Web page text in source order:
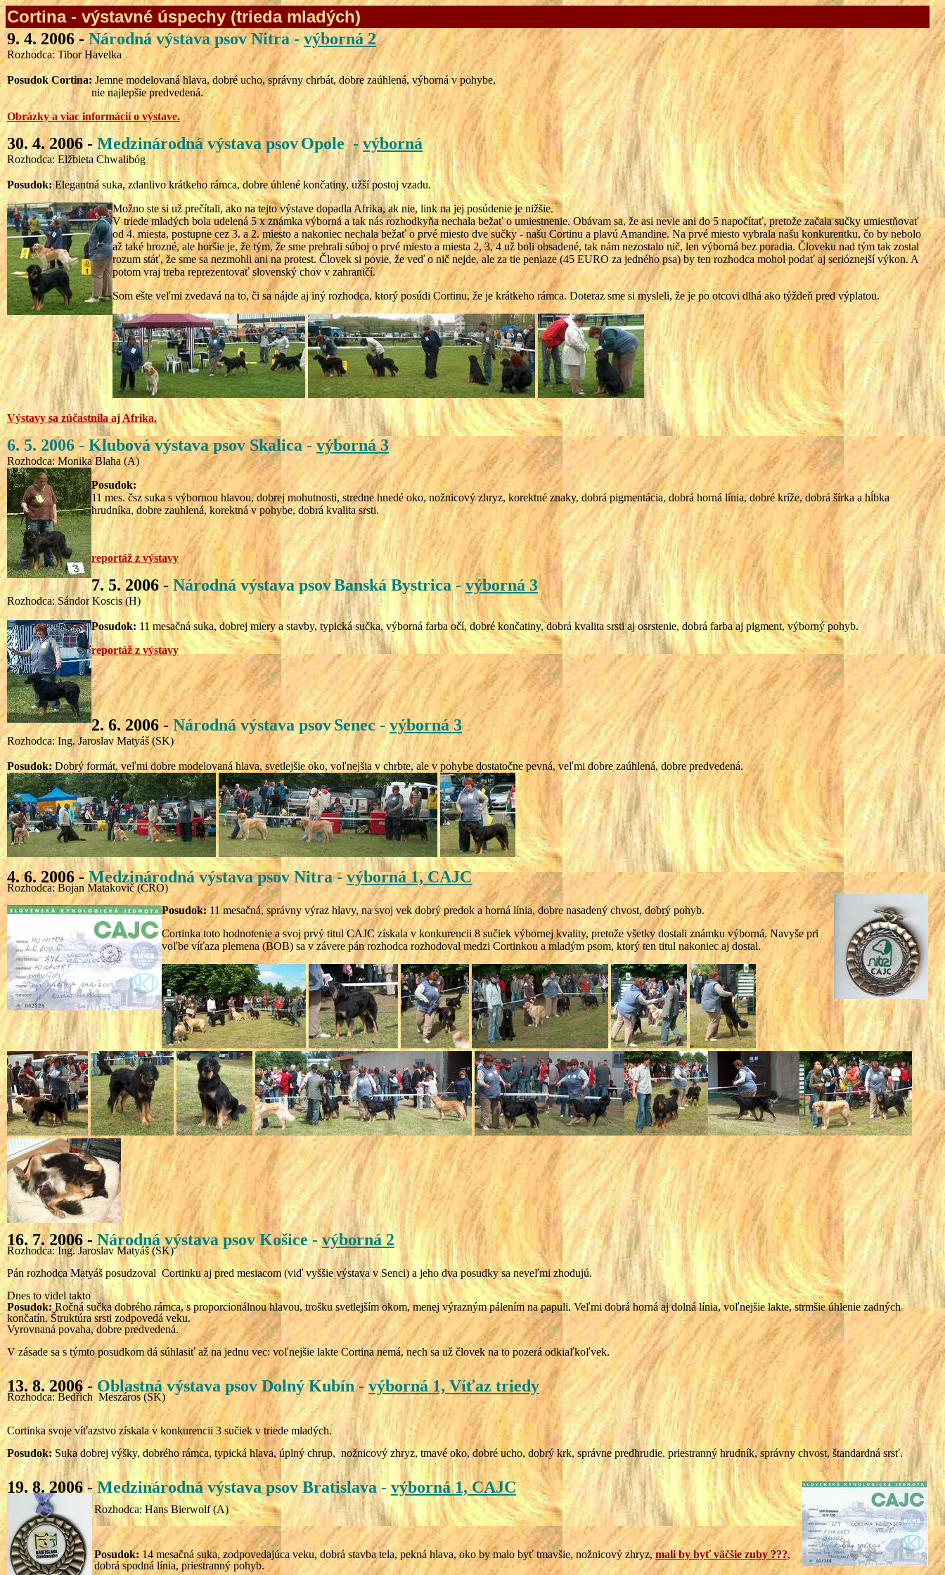
Cortina - výstavné úspechy (trieda mladých)
9. 4. 2006 -Národná výstava psov Nitra-výborná 2
Rozhodca: Tibor Havelka
Posudok Cortina:Jemne modelovaná hlava, dobré ucho, správny chrbát, dobre zaúhlená, výborná v pohybe,
nie najlepšie predvedená.
Obrázky a viac informácií o výstave.
30. 4. 2006 -Medzinárodná výstava psovOpole -výborná
Rozhodca: Elžbieta Chwalibóg
Posudok: Elegantná suka, zdanlivo krátkeho rámca, dobre úhlené končatiny, užší postoj vzadu.
Možno ste si už prečítali, ako na tejto výstave dopadla Afrika, ak nie, link na jej posúdenie je nižšie.
V triede mladých bola udelená 5 x známka výborná a tak nás rozhodkyňa nechala bežať o umiestnenie. Obávam sa, že asi nevie ani do 5 napočítať, pretože začala sučky umiestňovať
od 4. miesta, postupne cez 3. a 2. miesto a nakoniec nechala bežať o prvé miesto dve sučky - našu Cortinu a plavú Amandine. Na prvé miesto vybrala našu konkurentku, čo by nebolo
až také hrozné, ale horšie je, že tým, že sme prehrali súboj o prvé miesto a miesta 2, 3, 4 už boli obsadené, tak nám nezostalo nič, len výborná bez poradia. Človeku nad tým tak zostal
rozum stáť, že sme sa nezmohli ani na protest. Človek si povie, že veď o nič nejde, ale za tie peniaze (45 EURO za jedného psa) by ten rozhodca mohol podať aj serióznejší výkon. A
potom vraj treba reprezentovať slovenský chov v zahraničí.
Som ešte veľmi zvedavá na to, či sa nájde aj iný rozhodca, ktorý posúdi Cortinu, že je krátkeho rámca. Doteraz sme si mysleli, že je po otcovi dlhá ako týždeň pred výplatou.
Výstavy sa zúčastnila aj Afrika.
6. 5. 2006 -Klubová výstava psov Skalica-výborná 3
Rozhodca: Monika Blaha (A)
Posudok:
11 mes. čsz suka s výbornou hlavou, dobrej mohutnosti, stredne hnedé oko, nožnicový zhryz, korektné znaky, dobrá pigmentácia, dobrá horná línia, dobré kríže, dobrá šírka a hĺbka
hrudníka, dobre zauhlená, korektná v pohybe, dobrá kvalita srsti.
reportáž z výstavy
7. 5. 2006 -Národná výstava psovBanská Bystrica -výborná 3
Rozhodca: Sándor Koscis (H)
Posudok: 11 mesačná suka, dobrej miery a stavby, typická sučka, výborná farba očí, dobré končatiny, dobrá kvalita srsti aj osrstenie, dobrá farba aj pigment, výborný pohyb.
reportáž z výstavy
2. 6. 2006 - Národná výstava psovSenec -výborná 3
Rozhodca: Ing. Jaroslav Matyáš (SK)
Posudok: Dobrý formát, veľmi dobre modelovaná hlava, svetlejšie oko, voľnejšia v chrbte, ale v pohybe dostatočne pevná, veľmi dobre zaúhlená, dobre predvedená.
4. 6. 2006 -Medzinárodnávýstava psovNitra - výborná 1, CAJC
Rozhodca: Bojan Matakovič (CRO)
Posudok: 11 mesačná, správny výraz hlavy, na svoj vek dobrý predok a horná línia, dobre nasadený chvost, dobrý pohyb.
Cortinka toto hodnotenie a svoj prvý titul CAJC získala v konkurencii 8 sučiek výbornej kvality, pretože všetky dostali známku výborná. Navyše pri
voľbe víťaza plemena (BOB) sa v závere pán rozhodca rozhodoval medzi Cortinkou a mladým psom, ktorý ten titul nakoniec aj dostal.
16. 7. 2006 -Národnávýstava psovKošice - výborná 2
Rozhodca: Ing. Jaroslav Matyáš (SK)
Pán rozhodca Matyáš posudzoval Cortinku aj pred mesiacom (viď vyššie výstava v Senci) a jeho dva posudky sa neveľmi zhodujú.
Dnes to videl takto
Posudok:Ročná sučka dobrého rámca, s proporcionálnou hlavou, trošku svetlejším okom, menej výrazným pálením na papuli. Veľmi dobrá horná aj dolná línia, voľnejšie lakte, strmšie úhlenie zadných
končatín. Štruktúra srsti zodpovedá veku.
Vyrovnaná povaha, dobre predvedená.
V zásade sa s týmto posudkom dá súhlasiť až na jednu vec: voľnejšie lakte Cortina nemá, nech sa už človek na to pozerá odkiaľkoľvek.
13. 8. 2006 -Oblastnávýstava psov Dolný Kubín - výborná 1, Víťaz triedy
Rozhodca: Bedřich Meszáros (SK)
Cortinka svoje víťazstvo získala v konkurencii 3 sučiek v triede mladých.
Posudok: Suka dobrej výšky, dobrého rámca, typická hlava, úplný chrup, nožnicový zhryz, tmavé oko, dobré ucho, dobrý krk, správne predhrudie, priestranný hrudník, správny chvost, štandardná srsť.
19. 8. 2006 -Medzinárodnávýstava psov Bratislava- výborná 1, CAJC
Rozhodca: Hans Bierwolf (A)
Posudok: 14 mesačná suka, zodpovedajúca veku, dobrá stavba tela, pekná hlava, oko by malo byť tmavšie, nožnicový zhryz,mali by byť väčšie zuby ???,
dobrá spodná línia, priestranný pohyb.